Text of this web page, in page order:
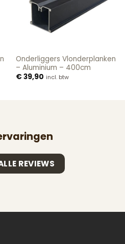
Onderliggers Vlonderplanken
– Aluminium – 400cm
€39,90 incl. btw
REVIEWS